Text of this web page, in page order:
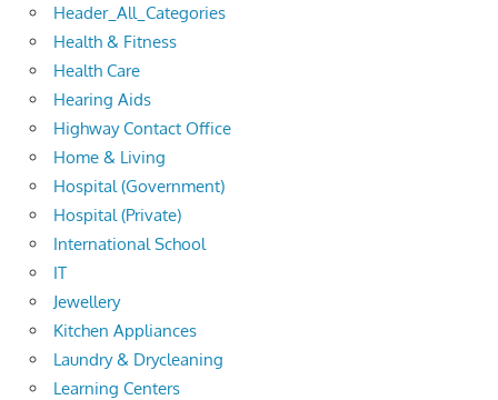
Header_All_Categories
Health & Fitness
Health Care
Hearing Aids
Highway Contact Office
Home & Living
Hospital (Government)
Hospital (Private)
International School
IT
Jewellery
Kitchen Appliances
Laundry & Drycleaning
Learning Centers